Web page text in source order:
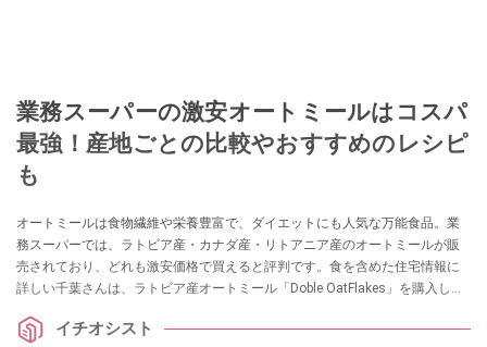
業務スーパーの激安オートミールはコスパ
最強！産地ごとの比較やおすすめのレシピ
も
オートミールは食物繊維や栄養豊富で、ダイエットにも人気な万能食品。業
務スーパーでは、ラトビア産・カナダ産・リトアニア産のオートミールが販
売されており、どれも激安価格で買えると評判です。食を含めた住宅情報に
詳しい千葉さんは、ラトビア産オートミール「Doble OatFlakes」を購入して
イチオシスト